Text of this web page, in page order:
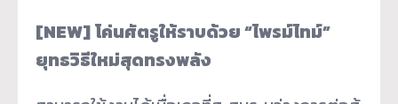
[NEW]โค่นศัตรูให้ราบด้วย “ไพรม์ไทม์”
ยุทธวิธีใหม่สุดทรงพลัง